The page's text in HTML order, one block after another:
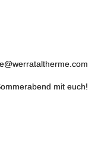
mit euch!